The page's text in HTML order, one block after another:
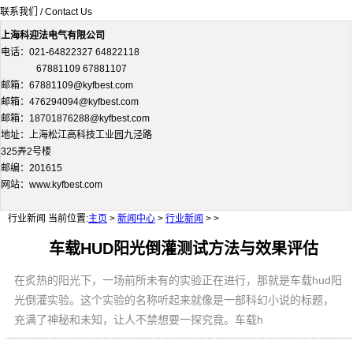
联系我们 / Contact Us
上海科迎法电气有限公司
电话：021-64822327 64822118
67881109 67881107
邮箱：67881109@kyfbest.com
邮箱：476294094@kyfbest.com
邮箱：18701876288@kyfbest.com
地址：上海松江高科技工业园九泾路
325弄2号楼
邮编：201615
网站：www.kyfbest.com
行业新闻 当前位置:主页 > 新闻中心 > 行业新闻 > >
车载HUD阳光倒灌测试方法与效果评估
在炙热的阳光下，一场前所未有的实验正在进行，那就是车载hud阳
光倒灌实验。这个实验的名称听起来就像是一部科幻小说的标题，
充满了神秘和未知，让人不禁想要一探究竟。车载h